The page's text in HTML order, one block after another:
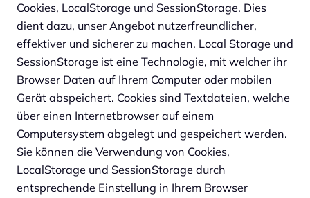
Cookies, LocalStorage und SessionStorage. Dies
dient dazu, unser Angebot nutzerfreundlicher,
effektiver und sicherer zu machen. Local Storage und
SessionStorage ist eine Technologie, mit welcher ihr
Browser Daten auf Ihrem Computer oder mobilen
Gerät abspeichert. Cookies sind Textdateien, welche
über einen Internetbrowser auf einem
Computersystem abgelegt und gespeichert werden.
Sie können die Verwendung von Cookies,
LocalStorage und SessionStorage durch
entsprechende Einstellung in Ihrem Browser